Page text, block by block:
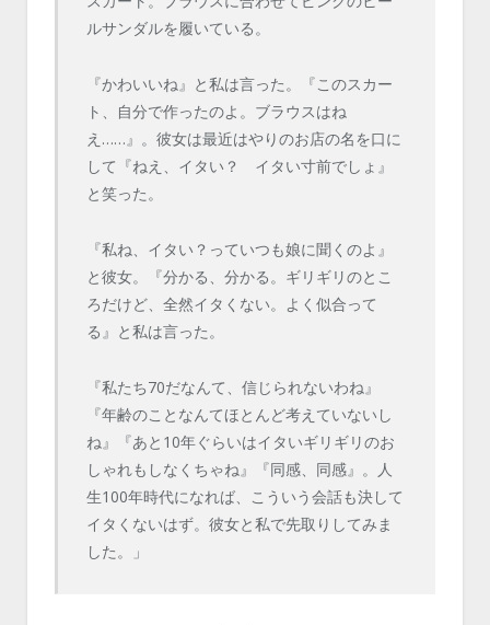
ルサンダルを履いている。
『かわいいね』と私は言った。『このスカー
ト、自分で作ったのよ。ブラウスはね
え……』。彼女は最近はやりのお店の名を口に
して『ねえ、イタい？ イタい寸前でしょ』
と笑った。
『私ね、イタい？っていつも娘に聞くのよ』
と彼女。『分かる、分かる。ギリギリのとこ
ろだけど、全然イタくない。よく似合って
る』と私は言った。
『私たち70だなんて、信じられないわね』
『年齢のことなんてほとんど考えていないし
ね』『あと10年ぐらいはイタいギリギリのお
しゃれもしなくちゃね』『同感、同感』。人
生100年時代になれば、こういう会話も決して
イタくないはず。彼女と私で先取りしてみま
した。」